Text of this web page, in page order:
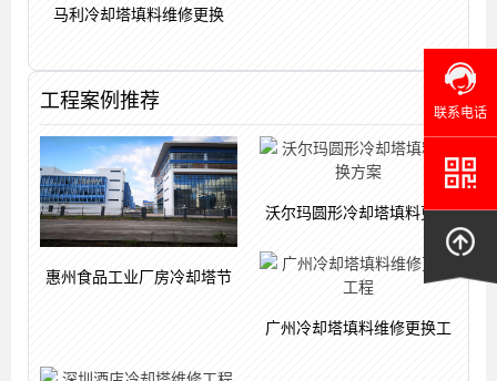
马利冷却塔填料维修更换
工程案例推荐
惠州食品工业厂房冷却塔节
沃尔玛圆形冷却塔填料更换
广州冷却塔填料维修更换工
联系电话